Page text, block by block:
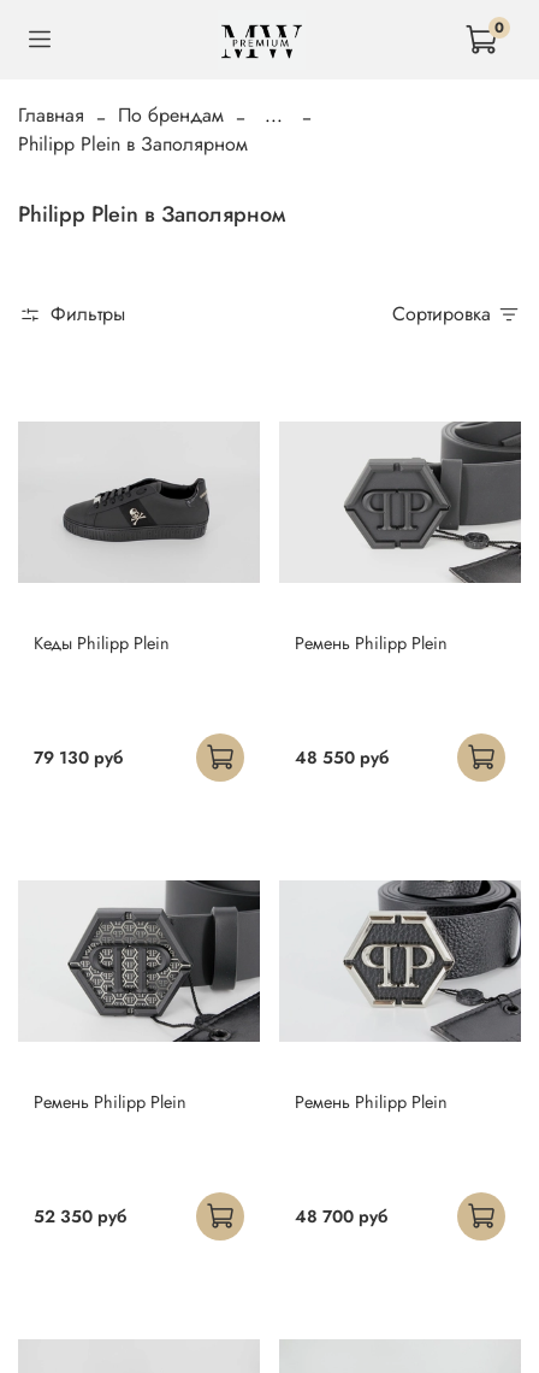
0
Главная По брендам
...
Philipp Plein в Заполярном
Philipp Plein в Заполярном
Фильтры Сортировка
Кеды Philipp Plein
79 130 руб
Ремень Philipp Plein
48 550 руб
Ремень Philipp Plein
52 350 руб
Ремень Philipp Plein
48 700 руб